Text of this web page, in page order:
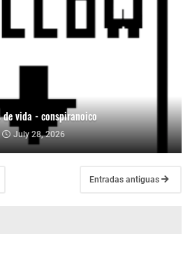
de vida - conspiranoico
July 28, 2026
Entradas antiguas